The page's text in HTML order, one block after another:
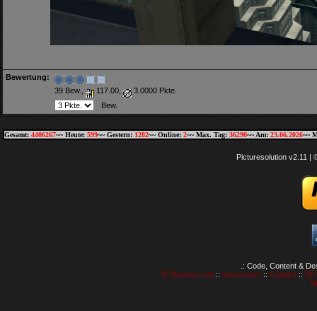
Bewertung:
39 Bew.,
117.00, 3.0000 Pkte.
Gesamt: 4406267~~ Heute: 599~~ Gestern: 1282~~ Online: 2~~ Max. Tag: 36290~~ Am: 23.06.2026~~
Picturesolution v2.11 |
.: Code, Content &
GTAvision.com:: Impressum:: Contact::